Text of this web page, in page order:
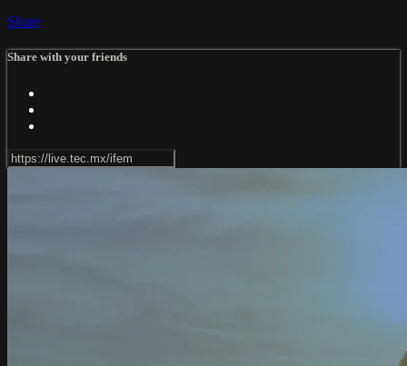
Share
Share with your friends